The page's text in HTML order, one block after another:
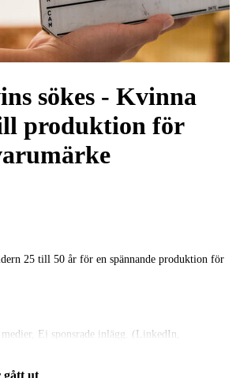
sökes - Kvinna
produktion för
25 till 50 år för en spännande produktion för
Ej sponsrade inlägg. (LinkedIn,